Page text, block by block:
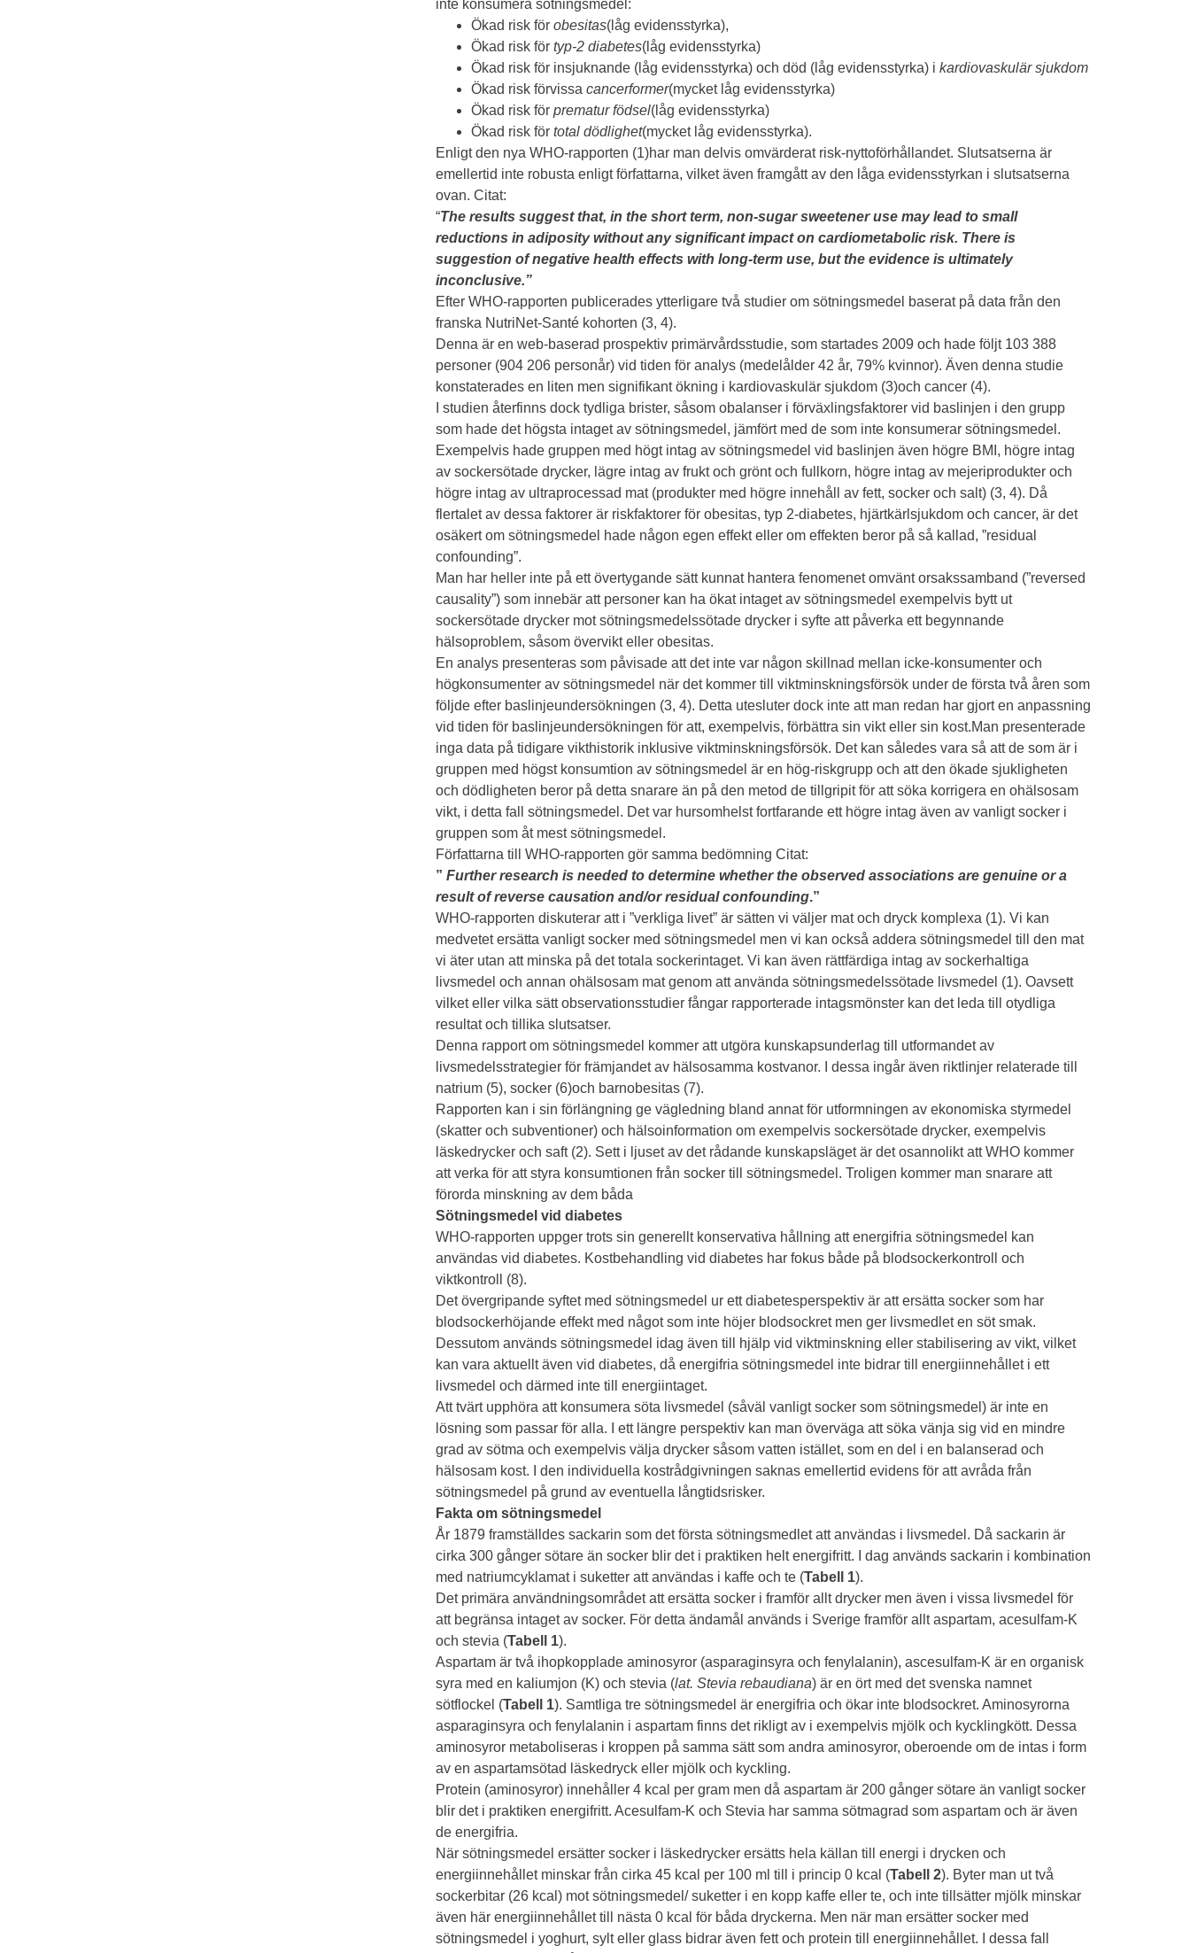
inte konsumera sötningsmedel:
Ökad risk för obesitas(låg evidensstyrka),
Ökad risk för typ-2 diabetes(låg evidensstyrka)
Ökad risk för insjuknande (låg evidensstyrka) och död (låg evidensstyrka) i kardiovaskulär sjukdom
Ökad risk förvissa cancerformer(mycket låg evidensstyrka)
Ökad risk för prematur födsel(låg evidensstyrka)
Ökad risk för total dödlighet(mycket låg evidensstyrka).
Enligt den nya WHO-rapporten (1)har man delvis omvärderat risk-nyttoförhållandet. Slutsatserna är
emellertid inte robusta enligt författarna, vilket även framgått av den låga evidensstyrkan i slutsatserna
ovan. Citat:
“The results suggest that, in the short term, non-sugar sweetener use may lead to small
reductions in adiposity without any significant impact on cardiometabolic risk. There is
suggestion of negative health effects with long-term use, but the evidence is ultimately
inconclusive.”
Efter WHO-rapporten publicerades ytterligare två studier om sötningsmedel baserat på data från den
franska NutriNet-Santé kohorten (3, 4).
Denna är en web-baserad prospektiv primärvårdsstudie, som startades 2009 och hade följt 103 388
personer (904 206 personår) vid tiden för analys (medelålder 42 år, 79% kvinnor). Även denna studie
konstaterades en liten men signifikant ökning i kardiovaskulär sjukdom (3)och cancer (4).
I studien återfinns dock tydliga brister, såsom obalanser i förväxlingsfaktorer vid baslinjen i den grupp
som hade det högsta intaget av sötningsmedel, jämfört med de som inte konsumerar sötningsmedel.
Exempelvis hade gruppen med högt intag av sötningsmedel vid baslinjen även högre BMI, högre intag
av sockersötade drycker, lägre intag av frukt och grönt och fullkorn, högre intag av mejeriprodukter och
högre intag av ultraprocessad mat (produkter med högre innehåll av fett, socker och salt) (3, 4). Då
flertalet av dessa faktorer är riskfaktorer för obesitas, typ 2-diabetes, hjärtkärlsjukdom och cancer, är det
osäkert om sötningsmedel hade någon egen effekt eller om effekten beror på så kallad, ”residual
confounding”.
Man har heller inte på ett övertygande sätt kunnat hantera fenomenet omvänt orsakssamband (”reversed
causality”) som innebär att personer kan ha ökat intaget av sötningsmedel exempelvis bytt ut
sockersötade drycker mot sötningsmedelssötade drycker i syfte att påverka ett begynnande
hälsoproblem, såsom övervikt eller obesitas.
En analys presenteras som påvisade att det inte var någon skillnad mellan icke-konsumenter och
högkonsumenter av sötningsmedel när det kommer till viktminskningsförsök under de första två åren som
följde efter baslinjeundersökningen (3, 4). Detta utesluter dock inte att man redan har gjort en anpassning
vid tiden för baslinjeundersökningen för att, exempelvis, förbättra sin vikt eller sin kost.Man presenterade
inga data på tidigare vikthistorik inklusive viktminskningsförsök. Det kan således vara så att de som är i
gruppen med högst konsumtion av sötningsmedel är en hög-riskgrupp och att den ökade sjukligheten
och dödligheten beror på detta snarare än på den metod de tillgripit för att söka korrigera en ohälsosam
vikt, i detta fall sötningsmedel. Det var hursomhelst fortfarande ett högre intag även av vanligt socker i
gruppen som åt mest sötningsmedel.
Författarna till WHO-rapporten gör samma bedömning Citat:
” Further research is needed to determine whether the observed associations are genuine or a
result of reverse causation and/or residual confounding.”
WHO-rapporten diskuterar att i ”verkliga livet” är sätten vi väljer mat och dryck komplexa (1). Vi kan
medvetet ersätta vanligt socker med sötningsmedel men vi kan också addera sötningsmedel till den mat
vi äter utan att minska på det totala sockerintaget. Vi kan även rättfärdiga intag av sockerhaltiga
livsmedel och annan ohälsosam mat genom att använda sötningsmedelssötade livsmedel (1). Oavsett
vilket eller vilka sätt observationsstudier fångar rapporterade intagsmönster kan det leda till otydliga
resultat och tillika slutsatser.
Denna rapport om sötningsmedel kommer att utgöra kunskapsunderlag till utformandet av
livsmedelsstrategier för främjandet av hälsosamma kostvanor. I dessa ingår även riktlinjer relaterade till
natrium (5), socker (6)och barnobesitas (7).
Rapporten kan i sin förlängning ge vägledning bland annat för utformningen av ekonomiska styrmedel
(skatter och subventioner) och hälsoinformation om exempelvis sockersötade drycker, exempelvis
läskedrycker och saft (2). Sett i ljuset av det rådande kunskapsläget är det osannolikt att WHO kommer
att verka för att styra konsumtionen från socker till sötningsmedel. Troligen kommer man snarare att
förorda minskning av dem båda
Sötningsmedel vid diabetes
WHO-rapporten uppger trots sin generellt konservativa hållning att energifria sötningsmedel kan
användas vid diabetes. Kostbehandling vid diabetes har fokus både på blodsockerkontroll och
viktkontroll (8).
Det övergripande syftet med sötningsmedel ur ett diabetesperspektiv är att ersätta socker som har
blodsockerhöjande effekt med något som inte höjer blodsockret men ger livsmedlet en söt smak.
Dessutom används sötningsmedel idag även till hjälp vid viktminskning eller stabilisering av vikt, vilket
kan vara aktuellt även vid diabetes, då energifria sötningsmedel inte bidrar till energiinnehållet i ett
livsmedel och därmed inte till energiintaget.
Att tvärt upphöra att konsumera söta livsmedel (såväl vanligt socker som sötningsmedel) är inte en
lösning som passar för alla. I ett längre perspektiv kan man överväga att söka vänja sig vid en mindre
grad av sötma och exempelvis välja drycker såsom vatten istället, som en del i en balanserad och
hälsosam kost. I den individuella kostrådgivningen saknas emellertid evidens för att avråda från
sötningsmedel på grund av eventuella långtidsrisker.
Fakta om sötningsmedel
År 1879 framställdes sackarin som det första sötningsmedlet att användas i livsmedel. Då sackarin är
cirka 300 gånger sötare än socker blir det i praktiken helt energifritt. I dag används sackarin i kombination
med natriumcyklamat i suketter att användas i kaffe och te (Tabell 1).
Det primära användningsområdet att ersätta socker i framför allt drycker men även i vissa livsmedel för
att begränsa intaget av socker. För detta ändamål används i Sverige framför allt aspartam, acesulfam-K
och stevia (Tabell 1).
Aspartam är två ihopkopplade aminosyror (asparaginsyra och fenylalanin), ascesulfam-K är en organisk
syra med en kaliumjon (K) och stevia (lat. Stevia rebaudiana) är en ört med det svenska namnet
sötflockel (Tabell 1). Samtliga tre sötningsmedel är energifria och ökar inte blodsockret. Aminosyrorna
asparaginsyra och fenylalanin i aspartam finns det rikligt av i exempelvis mjölk och kycklingkött. Dessa
aminosyror metaboliseras i kroppen på samma sätt som andra aminosyror, oberoende om de intas i form
av en aspartamsötad läskedryck eller mjölk och kyckling.
Protein (aminosyror) innehåller 4 kcal per gram men då aspartam är 200 gånger sötare än vanligt socker
blir det i praktiken energifritt. Acesulfam-K och Stevia har samma sötmagrad som aspartam och är även
de energifria.
När sötningsmedel ersätter socker i läskedrycker ersätts hela källan till energi i drycken och
energiinnehållet minskar från cirka 45 kcal per 100 ml till i princip 0 kcal (Tabell 2). Byter man ut två
sockerbitar (26 kcal) mot sötningsmedel/ suketter i en kopp kaffe eller te, och inte tillsätter mjölk minskar
även här energiinnehållet till nästa 0 kcal för båda dryckerna. Men när man ersätter socker med
sötningsmedel i yoghurt, sylt eller glass bidrar även fett och protein till energiinnehållet. I dessa fall